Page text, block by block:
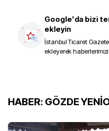
Google'da bizi
ekleyin
İstanbul Ticaret
ekleyerek
HABER: GÖZDE